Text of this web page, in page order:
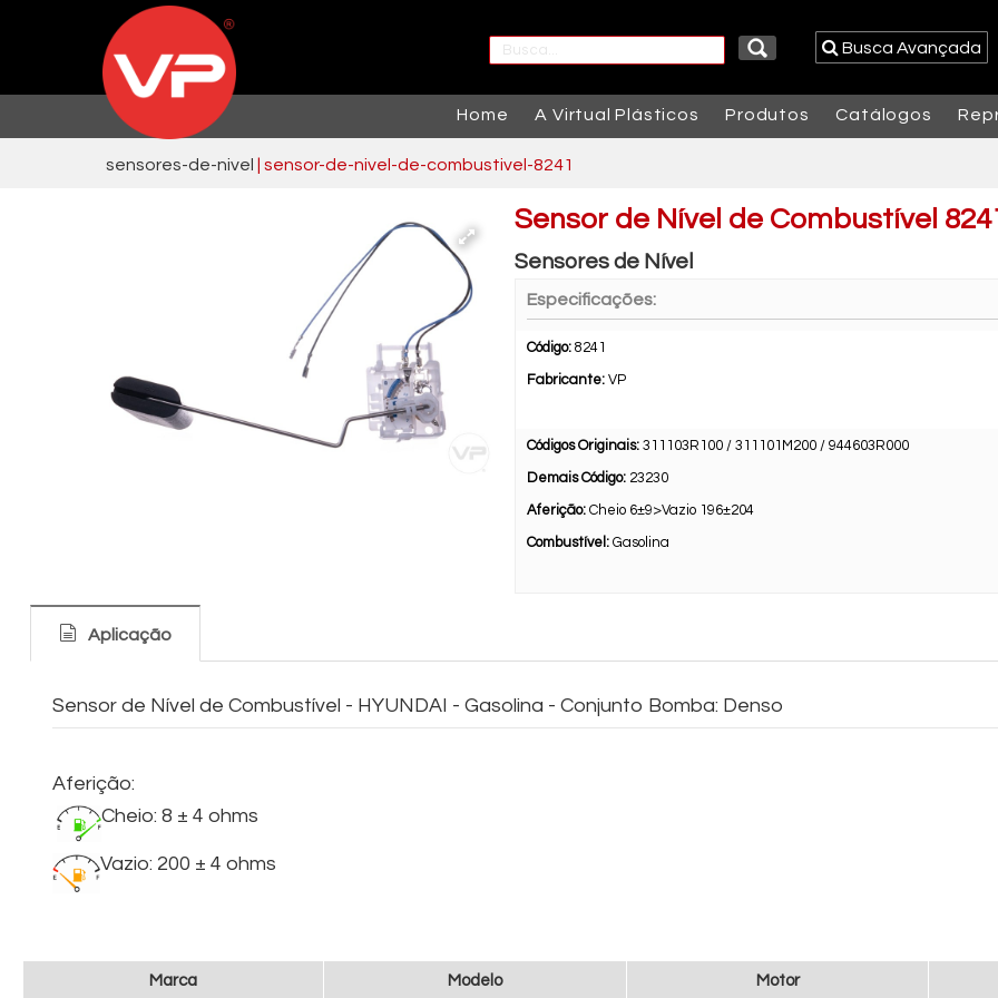
Busca Avançada
Home A Virtual Plásticos Produtos Catálogos
sensores-de-nivel | sensor-de-nivel-de-combustivel-8241
Sensor de Nível de Combustível 8241
Sensores de Nível
Especificações:
Código: 8241
Fabricante: VP
Códigos Originais: 311103R100 / 311101M200 / 944603R000
Demais Código: 23230
Aferição: Cheio 6±9>Vazio 196±204
Combustível: Gasolina
Aplicação
Sensor de Nível de Combustível - HYUNDAI - Gasolina - Conjunto Bomba: Denso
Aferição:
Cheio: 8 ± 4 ohms
Vazio: 200 ± 4 ohms
Marca Modelo Motor